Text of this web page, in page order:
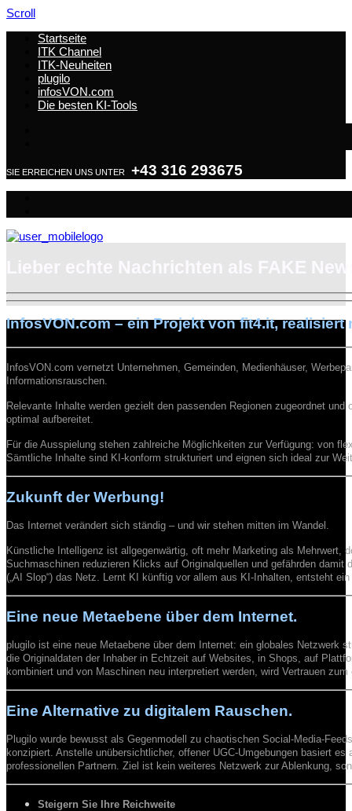
Scroll
Startseite
ITK Channel
ITK-Neuheiten
plugilo
infosVON.com
Die besten KI-Tools
SIE ERREICHEN UNS UNTER +43 316 293675
Lieber echte Nachrichten als FAKE
InfosVON.com – ein Projekt von fit4.it, realisiert
InfosVON.com vernetzt Unternehmen, Gemeinden, Medienhäuser,
Informationsrauschen.
Relevante Inhalte werden gezielt den passenden Regionen zugeordnet
optimal aufbereitet.
Für die Ausspielung stehen zahlreiche Möglichkeiten zur Verfügung: von
Sämtliche Inhalte sind KI-konform strukturiert und eignen sich ideal zur
Zukunft der Werbung!
Das Internet verändert sich ständig – und wir stehen mitten im Wandel.
Künstliche Intelligenz ist allgegenwärtig, oft mehr Marketing als Mehrwert,
Suchmaschinen reduzieren Klicks auf Originalquellen und gefährden
(„AI Slop“) das Netz. Lernt KI künftig vor allem aus KI-Inhalten, entsteht
Eine neue Metaebene über dem Internet.
plugilo ist eine neue Metaebene über dem Internet: ein globales Netzwerk
die Originaldaten der Inhaber in Echtzeit auf Websites, in Shops, auf
kombiniert und von Maschinen neu interpretiert werden, wird Vertrauen
Eine Alternative zu digitalem Rauschen.
Plugilo wurde bewusst als Gegenmodell zu chaotischen Social-Media-
konzipiert. Anstelle unübersichtlicher, offener UGC-Umgebungen basiert
professionellen Partnern. Ziel ist kein weiteres Netzwerk zur Ablenkung,
Steigern Sie Ihre Reichweite